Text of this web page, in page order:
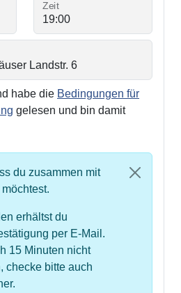
Zeit
habe die Bedingungen für
gelesen und bin damit
du zusammen mit
erhältst du
per E-Mail.
15 Minuten nicht
checke bitte auch